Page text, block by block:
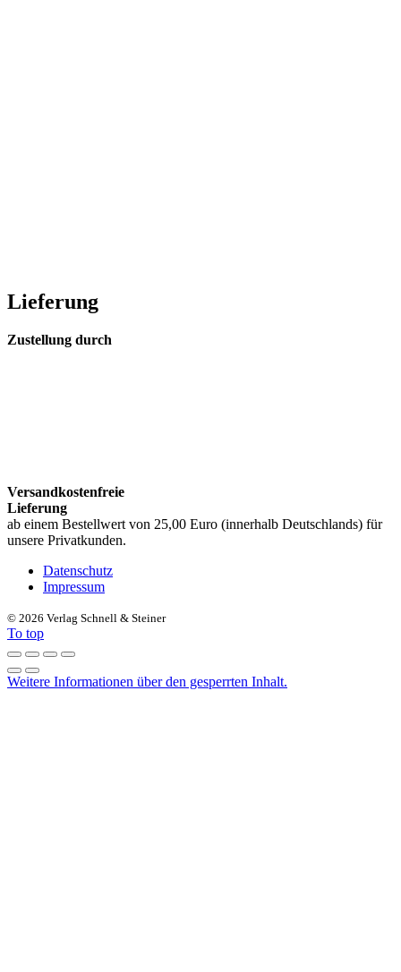
Lieferung
Zustellung durch
Versandkostenfreie
Lieferung
ab einem Bestellwert von 25,00 Euro (innerhalb Deutschlands) für
unsere Privatkunden.
Datenschutz
Impressum
© 2026 Verlag Schnell & Steiner
To top
Weitere Informationen über den gesperrten Inhalt.